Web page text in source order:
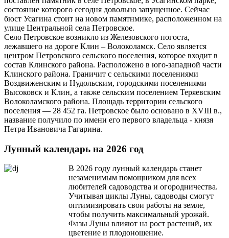
состояние которого сегодня довольно запущенное. Сейчас
бюст Усагина стоит на новом памятнмике, расположенном на
улице Центральной села Петровское.
Село Петровское возникло из Железовского погоста,
лежавшего на дороге Клин – Волоколамск. Село является
центром Петровского сельского поселения, которое входит в
состав Клинского района. Расположено в юго-западной части
Клинского района. Граничит с сельскими поселениями
Воздвиженским и Нудольским, городскими поселениями
Высоковск и Клин, а также сельским поселением Теряевским
Волоколамского района. Площадь территории сельского
поселения — 28 452 га. Петровское было основано в XVIII в.,
название получило по имени его первого владельца - князя
Петра Ивановича Гагарина.
Лунный календарь на 2026 год
В 2026 году лунный календарь станет
незаменимым помощником для всех
любителей садоводства и огородничества.
Учитывая циклы Луны, садоводы смогут
оптимизировать свои работы на земле,
чтобы получить максимальный урожай.
Фазы Луны влияют на рост растений, их
цветение и плодоношение.